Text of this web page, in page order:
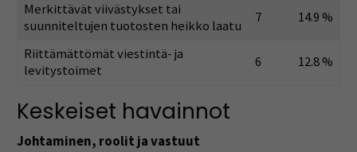
Merkittävät viivästykset tai
suunniteltujen tuotosten heikko laatu
7 14.9 %
Riittämättömät viestintä- ja
levitystoimet
6 12.8 %
Keskeiset havainnot
Johtaminen, roolit ja vastuut